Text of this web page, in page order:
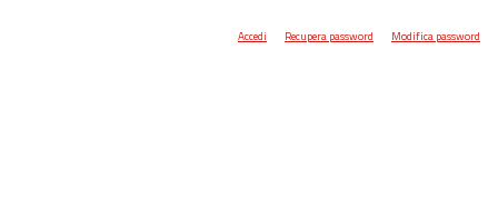
Accedi Recupera password Modifica password